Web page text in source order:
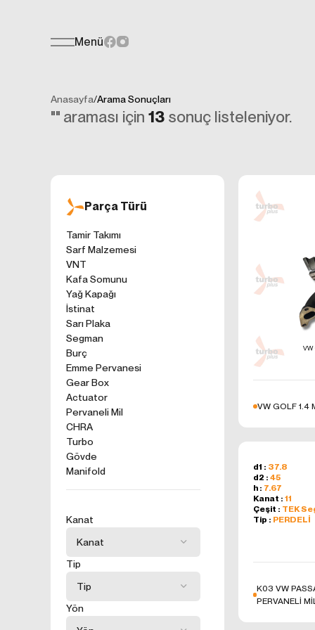
Menü
Anasayfa/Arama Sonuçları
"" araması için 13 sonuç listeleniyor.
Parça Türü
Tamir Takımı
Sarf Malzemesi
VNT
Kafa Somunu
Yağ Kapağı
İstinat
Sarı Plaka
Segman
Burç
Emme Pervanesi
Gear Box
Actuator
Pervaneli Mil
CHRA
Turbo
Gövde
Manifold
Kanat
Tip
Yön
VW GOLF 1.4
d1 : 37.8
d2 : 45
h : 7.67
Kanat : 11
Çeşit : TEK
Tip : PERDELİ
K03 VW
PERVANELİ
KİŞİSEL
Kişisel
işletilen
Genellikle
sunmak,
ayarlarından
sitede çerez
1.
İnternet
kullanım
ürünler, tercih
2. ÇEREZ
Çerezler,
sunucusuna
İnternet
geliştirmek,
İnternet
sizlerin
İnternet
sahte
5651
Suçlarla
kanuni ve
'ni okudum ve